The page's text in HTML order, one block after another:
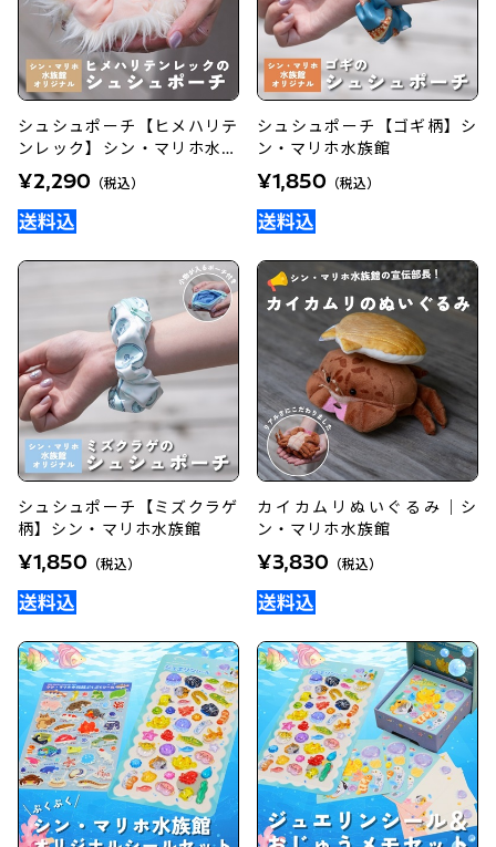
シュシュポーチ【ヒメハリテ
ンレック】シン・マリホ水族
館
¥2,290 （税込）
シュシュポーチ【ゴギ柄】シ
ン・マリホ水族館
¥1,850 （税込）
シュシュポーチ【ミズクラゲ
柄】シン・マリホ水族館
¥1,850 （税込）
カイカムリぬいぐるみ｜シ
ン・マリホ水族館
¥3,830 （税込）